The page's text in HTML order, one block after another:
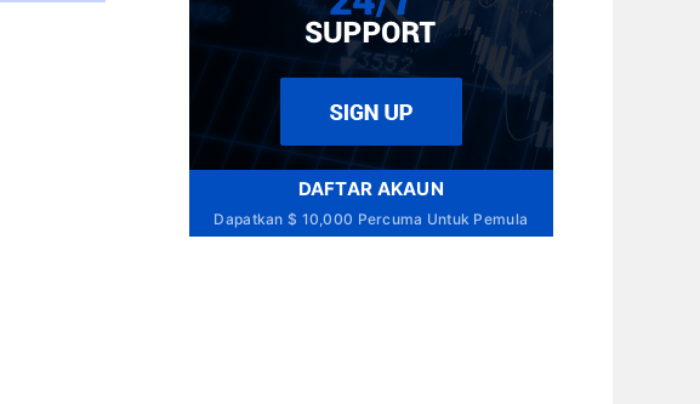
DAFTAR AKAUN
Dapatkan $ 10,000 Percuma Untuk Pemula